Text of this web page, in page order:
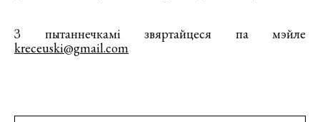
З пытаннечкамі звяртайцеся па мэйле
kreceuski@gmail.com